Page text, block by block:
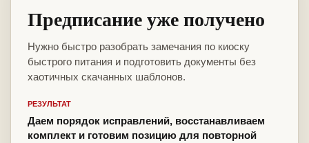
Предписание уже получено
Нужно быстро разобрать замечания по киоску
быстрого питания и подготовить документы без
хаотичных скачанных шаблонов.
РЕЗУЛЬТАТ
Даем порядок исправлений, восстанавливаем
комплект и готовим позицию для повторной